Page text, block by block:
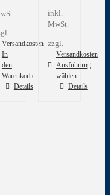
Versandkosten
In
den
Warenkorb
Details
inkl.
MwSt.
zzgl.
Versandkosten
Ausführung
wählen
Dieses Details